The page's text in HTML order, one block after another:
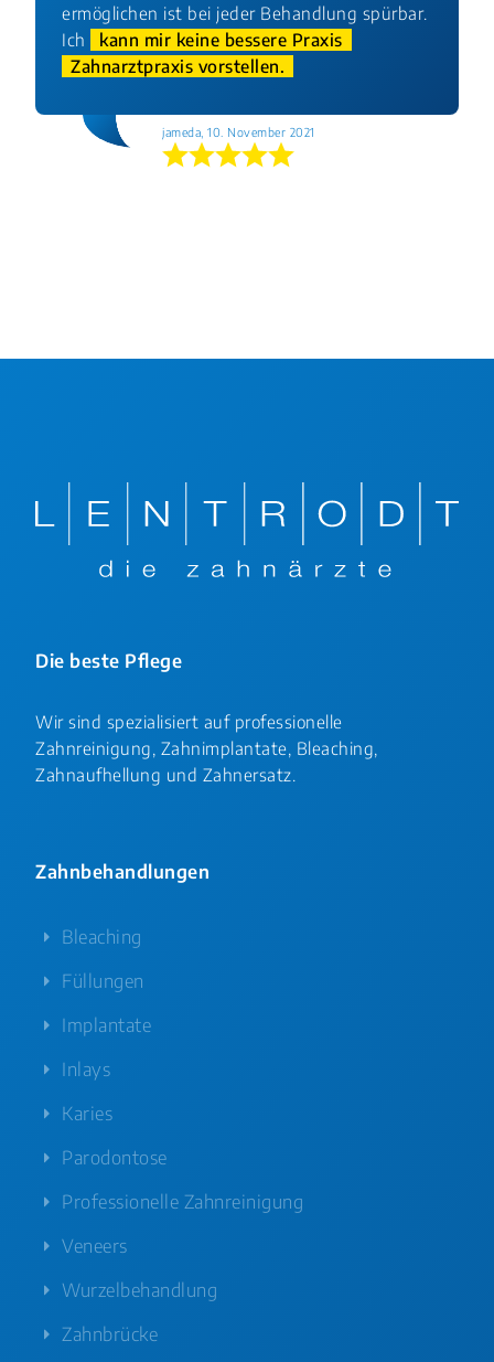
ermöglichen ist bei jeder Behandlung spürbar.
Ich
kann mir keine bessere Praxis
Zahnarztpraxis vorstellen.
jameda, 10. November 2021
Die beste Pflege
Wir sind spezialisiert auf professionelle
Zahnreinigung, Zahnimplantate, Bleaching,
Zahnaufhellung und Zahnersatz.
Zahnbehandlungen
Bleaching
Füllungen
Implantate
Inlays
Karies
Parodontose
Professionelle Zahnreinigung
Veneers
Wurzelbehandlung
Zahnbrücke